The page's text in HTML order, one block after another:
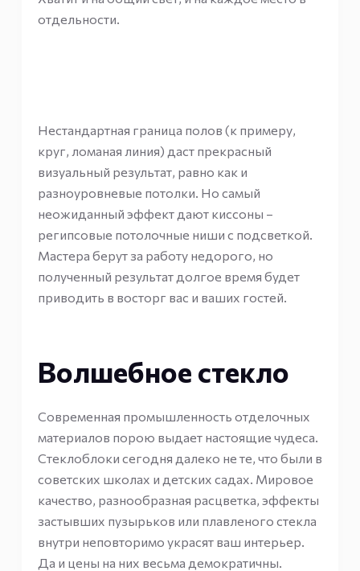
отдельности.
Нестандартная граница полов (к примеру,
круг, ломаная линия) даст прекрасный
визуальный результат, равно как и
разноуровневые потолки. Но самый
неожиданный эффект дают киссоны –
регипсовые потолочные ниши с подсветкой.
Мастера берут за работу недорого, но
полученный результат долгое время будет
приводить в восторг вас и ваших гостей.
Волшебное стекло
Современная промышленность отделочных
материалов порою выдает настоящие чудеса.
Стеклоблоки сегодня далеко не те, что были в
советских школах и детских садах. Мировое
качество, разнообразная расцветка, эффекты
застывших пузырьков или плавленого стекла
внутри неповторимо украсят ваш интерьер.
Да и цены на них весьма демократичны.